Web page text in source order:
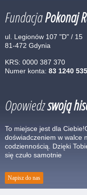
FundacjaPokonaj
ul. Legionów 107 "D" / 15
81-472 Gdynia
KRS: 0000 387 370
Numer konta: 83 1240
Opowiedzswoją
To miejsce jest dla
doświadczeniem w walce
codziennością. Dzięki
się czuło samotnie
Napisz do nas